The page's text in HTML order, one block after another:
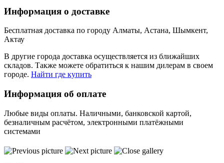
Информация о доставке
Бесплатная доставка по городу Алматы, Астана, Шымкент,
Актау
В другие города доставка осуществляется из ближайших
складов. Также можете обратиться к нашим дилерам в своем
городе. Найти где купить
Информация об оплате
Любые виды оплаты. Наличными, банковской картой,
безналичным расчётом, электронными платёжными
системами